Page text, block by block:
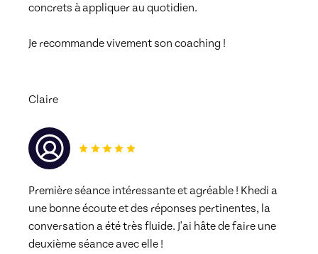
concrets à appliquer au quotidien.
Je recommande vivement son coaching !
Claire
Première séance intéressante et agréable ! Khedi a
une bonne écoute et des réponses pertinentes, la
conversation a été très fluide. J'ai hâte de faire une
deuxième séance avec elle !